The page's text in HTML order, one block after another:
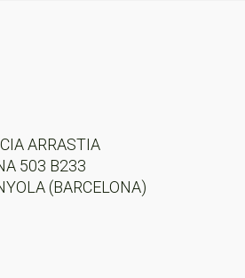
ARRASTIA
503 B233
(BARCELONA)